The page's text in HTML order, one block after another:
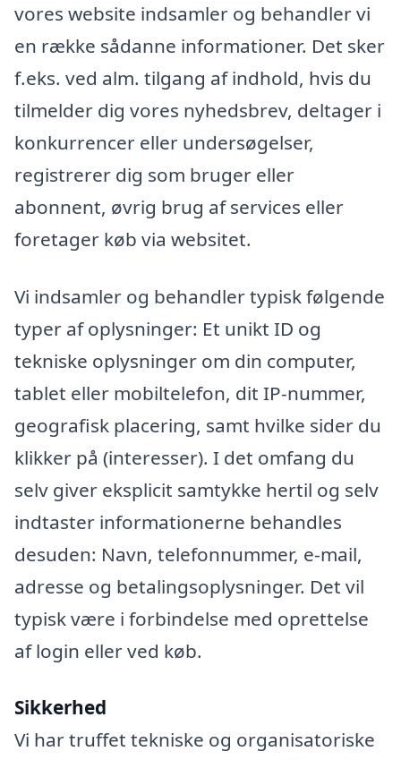
vores website indsamler og behandler vi
en række sådanne informationer. Det sker
f.eks. ved alm. tilgang af indhold, hvis du
tilmelder dig vores nyhedsbrev, deltager i
konkurrencer eller undersøgelser,
registrerer dig som bruger eller
abonnent, øvrig brug af services eller
foretager køb via websitet.
Vi indsamler og behandler typisk følgende
typer af oplysninger: Et unikt ID og
tekniske oplysninger om din computer,
tablet eller mobiltelefon, dit IP-nummer,
geografisk placering, samt hvilke sider du
klikker på (interesser). I det omfang du
selv giver eksplicit samtykke hertil og selv
indtaster informationerne behandles
desuden: Navn, telefonnummer, e-mail,
adresse og betalingsoplysninger. Det vil
typisk være i forbindelse med oprettelse
af login eller ved køb.
Sikkerhed
Vi har truffet tekniske og organisatoriske